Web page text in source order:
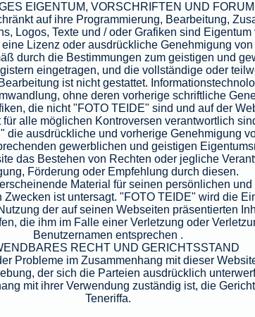
EIGENTUM, VORSCHRIFTEN UND FORUM
auf ihre Programmierung, Bearbeitung,
Logos, Texte und / oder Grafiken sind
Lizenz oder ausdrückliche Genehmigung von
durch die Bestimmungen zum geistigen und
eingetragen, und die vollständige oder
ist nicht gestattet.
ohne deren vorherige schriftliche
die nicht "FOTO TEIDE" sind und auf der
alle möglichen Kontroversen verantwortlich
die ausdrückliche und vorherige Genehmigung
gewerblichen und geistigen
das Bestehen von Rechten oder jegliche
Förderung oder Empfehlung durch diesen.
Material für seinen persönlichen
ist untersagt. "FOTO TEIDE" wird die
der auf seinen Webseiten präsentierten
die ihm im Falle einer Verletzung oder
Benutzernamen entsprechen .
RECHT UND GERICHTSSTAND
Probleme im Zusammenhang mit dieser
der sich die Parteien ausdrücklich
mit ihrer Verwendung zuständig ist, die
Teneriffa.